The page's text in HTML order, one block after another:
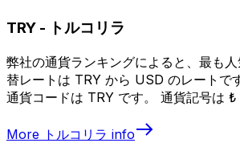
TRY - トルコリラ
弊社の通貨ランキングによると、最も
替レートは TRY から USD のレートで
通貨コードは TRY です。 通貨記号は ₺
More トルコリラ info